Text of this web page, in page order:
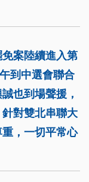
案陸續進入第
到中選會聯合
也到場聲援，
對雙北串聯大
，一切平常心